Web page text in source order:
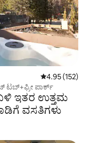
5 ರಲ್ಲಿ 4.95
4.95 (152)
ಟಬ್+ಫ್ರೀ ಪಾರ್ಕ್
ಇತರ ಉತ್ತಮ
ವಸತಿಗಳು